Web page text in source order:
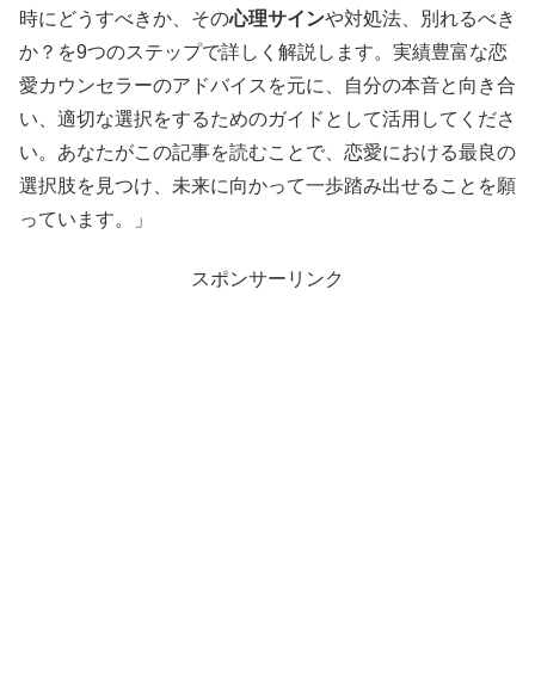
時にどうすべきか、その心理サインや対処法、別れるべき
か？を9つのステップで詳しく解説します。実績豊富な恋
愛カウンセラーのアドバイスを元に、自分の本音と向き合
い、適切な選択をするためのガイドとして活用してくださ
い。あなたがこの記事を読むことで、恋愛における最良の
選択肢を見つけ、未来に向かって一歩踏み出せることを願
っています。」
スポンサーリンク